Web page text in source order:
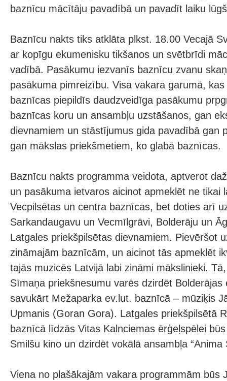
baznīcu mācītāju pavadībā un pavadīt laiku
Baznīcu nakts tiks atklāta plkst. 18.00 Vecajā
ar kopīgu ekumenisku tikšanos un svētbrīdi
vadībā. Pasākumu iezvanīs baznīcu zvanu
pasākuma pimreizību. Visa vakara garumā,
baznīcas piepildīs daudzveidīga pasākumu
baznīcas koru un ansambļu uzstāšanos, gan
dievnamiem un stāstījumus gida pavadībā gan
gan mākslas priekšmetiem, ko glabā baznīcas.
Baznīcu nakts programma veidota, aptverot
un pasākuma ietvaros aicinot apmeklēt ne tikai
Vecpilsētas un centra baznīcas, bet doties arī
Sarkandaugavu un Vecmīlgrāvi, Bolderāju un
Latgales priekšpilsētas dievnamiem. Pievēršot
zināmajām baznīcām, un aicinot tās apmeklēt
tajās muzicēs Latvijā labi zināmi mākslinieki.
Sīmaņa priekšnesumu varēs dzirdēt Bolderājas
savukārt Mežaparka ev.lut. baznīcā – mūziķis
Upmanis (Goran Gora). Latgales priekšpilsētā
baznīcā līdzās Vitas Kalnciemas ērģeļspēlei
Smilšu kino un dzirdēt vokālā ansambļa “Anima
Viena no plašākajām vakara programmām būs